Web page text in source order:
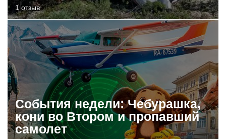
1 отзыв
События недели: Чебурашка,
кони во Втором и пропавший
самолет